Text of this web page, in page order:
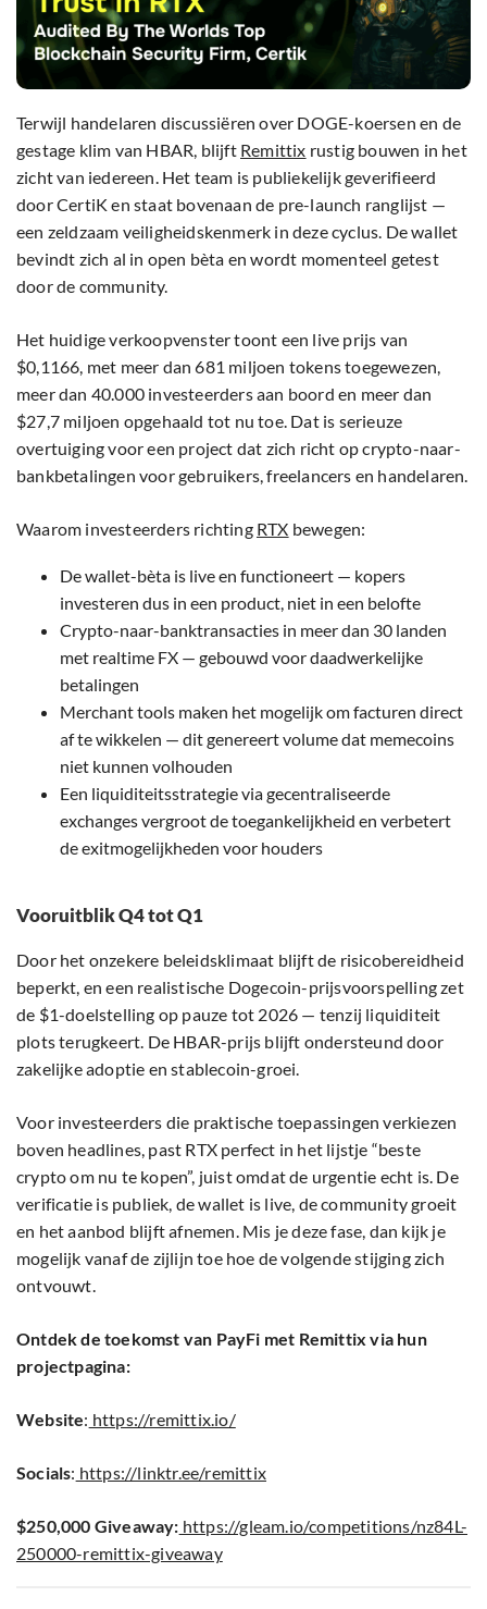
Terwijl handelaren discussiëren over DOGE-koersen en de
gestage klim van HBAR, blijft Remittix rustig bouwen in het
zicht van iedereen. Het team is publiekelijk geverifieerd
door CertiK en staat bovenaan de pre-launch ranglijst —
een zeldzaam veiligheidskenmerk in deze cyclus. De wallet
bevindt zich al in open bèta en wordt momenteel getest
door de community.
Het huidige verkoopvenster toont een live prijs van
$0,1166, met meer dan 681 miljoen tokens toegewezen,
meer dan 40.000 investeerders aan boord en meer dan
$27,7 miljoen opgehaald tot nu toe. Dat is serieuze
overtuiging voor een project dat zich richt op crypto-naar-
bankbetalingen voor gebruikers, freelancers en handelaren.
Waarom investeerders richting RTX bewegen:
De wallet-bèta is live en functioneert — kopers
investeren dus in een product, niet in een belofte
Crypto-naar-banktransacties in meer dan 30 landen
met realtime FX — gebouwd voor daadwerkelijke
betalingen
Merchant tools maken het mogelijk om facturen direct
af te wikkelen — dit genereert volume dat memecoins
niet kunnen volhouden
Een liquiditeitsstrategie via gecentraliseerde
exchanges vergroot de toegankelijkheid en verbetert
de exitmogelijkheden voor houders
Vooruitblik Q4 tot Q1
Door het onzekere beleidsklimaat blijft de risicobereidheid
beperkt, en een realistische Dogecoin-prijsvoorspelling zet
de $1-doelstelling op pauze tot 2026 — tenzij liquiditeit
plots terugkeert. De HBAR-prijs blijft ondersteund door
zakelijke adoptie en stablecoin-groei.
Voor investeerders die praktische toepassingen verkiezen
boven headlines, past RTX perfect in het lijstje “beste
crypto om nu te kopen”, juist omdat de urgentie echt is. De
verificatie is publiek, de wallet is live, de community groeit
en het aanbod blijft afnemen. Mis je deze fase, dan kijk je
mogelijk vanaf de zijlijn toe hoe de volgende stijging zich
ontvouwt.
Ontdek de toekomst van PayFi met Remittix via hun
projectpagina:
Website: https://remittix.io/
Socials: https://linktr.ee/remittix
$250,000 Giveaway: https://gleam.io/competitions/nz84L-
250000-remittix-giveaway